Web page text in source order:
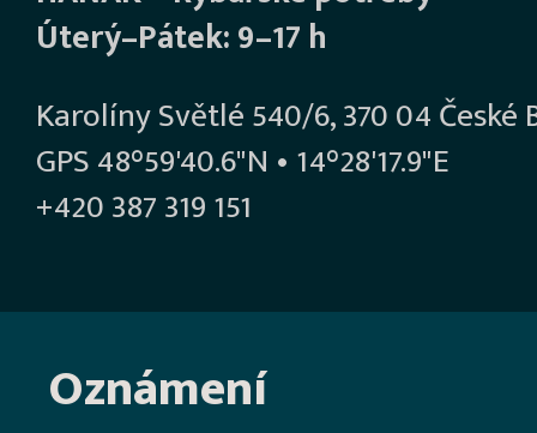
Úterý–Pátek: 9–17 h
Karolíny Světlé 540/6, 370 04 České
GPS 48°59'40.6"N • 14°28'17.9"E
+420 387 319 151
Oznámení